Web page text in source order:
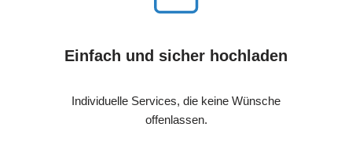
Einfach und sicher hochladen
Individuelle Services, die keine Wünsche
offenlassen.